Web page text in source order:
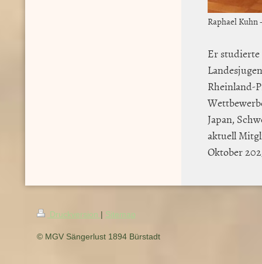
Raphael
Er
Rheinland-
Japan,
aktuell
Oktober
Druckversion | Sitemap
© MGV Sängerlust 1894 Bürstadt